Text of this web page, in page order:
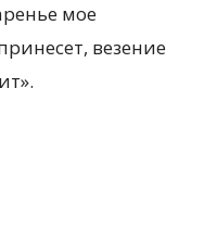
мое
везение